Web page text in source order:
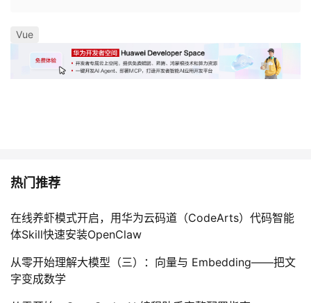
Vue
热门推荐
在线养虾模式开启，用华为云码道（CodeArts）代码智能
体Skill快速安装OpenClaw
从零开始理解大模型（三）：向量与 Embedding——把文
字变成数学